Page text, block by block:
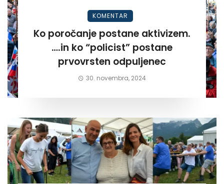
KOMENTAR
Ko poročanje postane aktivizem.
….in ko “policist” postane
prvovrsten odpuljenec
30. novembra, 2024